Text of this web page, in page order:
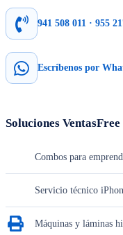
941 508 011 · 955
Escríbenos por
Soluciones VentasFree
Combos para
Servicio técnico
Máquinas y láminas